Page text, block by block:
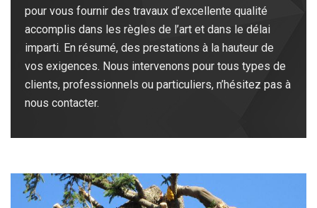
pour vous fournir des travaux d’excellente qualité
accomplis dans les règles de l’art et dans le délai
imparti. En résumé, des prestations à la hauteur de
vos exigences. Nous intervenons pour tous types de
clients, professionnels ou particuliers, n’hésitez pas à
nous contacter.